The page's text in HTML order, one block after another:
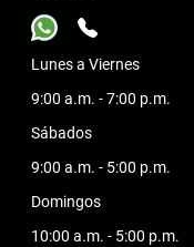
Lunes a Viernes
9:00 a.m. - 7:00 p.m.
Sábados
9:00 a.m. - 5:00 p.m.
Domingos
10:00 a.m. - 5:00 p.m.